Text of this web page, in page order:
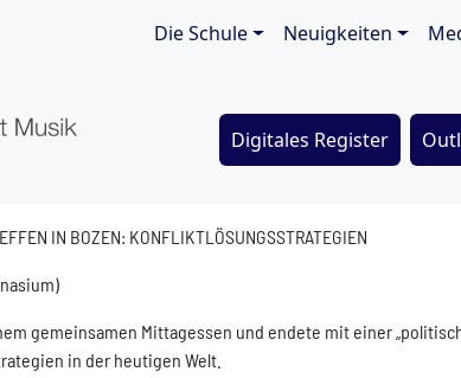
Main navigation
Die Schule Neuigkeiten
Digitales Register
IN BOZEN: KONFLIKTLÖSUNGSSTRATEGIEN
gemeinsamen Mittagessen und endete mit einer
in der heutigen Welt.